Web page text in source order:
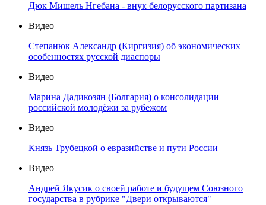
Дюк Мишель Нгебана - внук белорусского партизана
Видео
Степанюк Александр (Киргизия) об экономических
особенностях русской диаспоры
Видео
Марина Дадикозян (Болгария) о консолидации
российской молодёжи за рубежом
Видео
Князь Трубецкой о евразийстве и пути России
Видео
Андрей Якусик о своей работе и будущем Союзного
государства в рубрике "Двери открываются"